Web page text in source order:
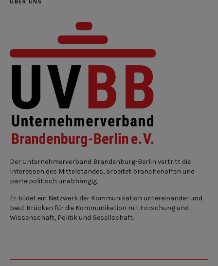
ÜBER UNS
Der Unternehmerverband Brandenburg-Berlin vertritt die
Interessen des Mittelstandes, arbeitet branchenoffen und
parteipolitisch unabhängig.
Er bildet ein Netzwerk der Kommunikation untereinander und
baut Brücken für die Kommunikation mit Forschung und
Wissenschaft, Politik und Gesellschaft.